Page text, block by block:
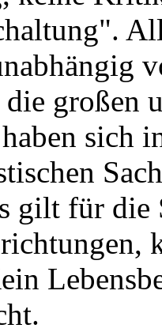
die großen
sich
gilt für die